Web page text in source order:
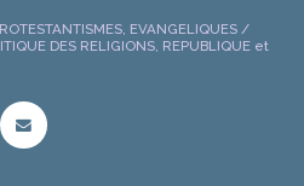
EVANGELIQUES /
DES RELIGIONS, REPUBLIQUE et